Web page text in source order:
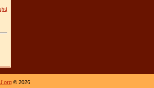
© 2026